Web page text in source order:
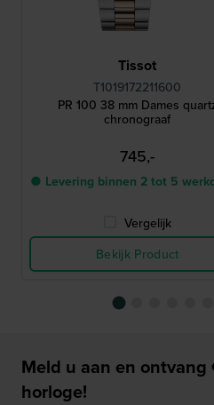
Tissot
T1019172211600
PR 100 38 mm Dames
chronograaf
745,-
● Levering binnen 2 tot 5
Vergelijk
Bekijk Product
Meld u aan en
horloge!